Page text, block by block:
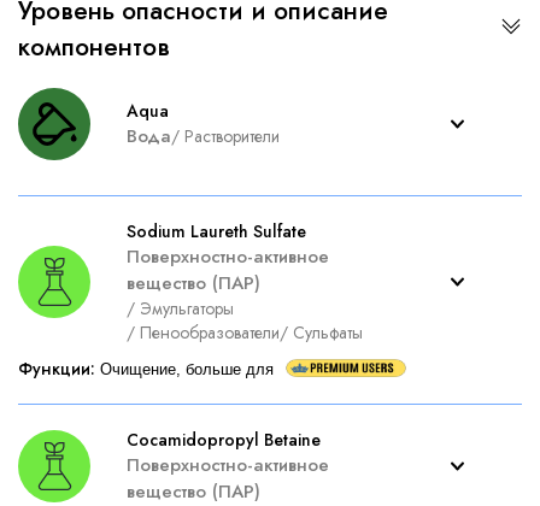
Уровень опасности и описание
компонентов
Aqua
Вода/ Растворители
Sodium Laureth Sulfate
Поверхностно-активное
вещество (ПАР)
/ Эмульгаторы
/ Пенообразователи/ Сульфаты
Функции: Очищение, больше для
Cocamidopropyl Betaine
Поверхностно-активное
вещество (ПАР)